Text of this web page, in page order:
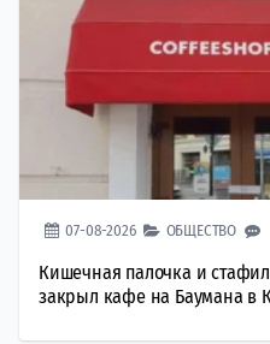
07-08-2026 ОБЩЕСТВО
Кишечная палочка и
закрыл кафе на Баумана в